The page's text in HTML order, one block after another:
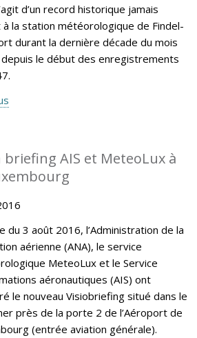
d’un record historique jamais
la station météorologique de Findel-
durant la dernière décade du mois
depuis le début des enregistrements
AIS et MeteoLux à
du 3 août 2016, l’Administration de la
aérienne (ANA), le service
MeteoLux et le Service
aéronautiques (AIS) ont
le nouveau Visiobriefing situé dans le
près de la porte 2 de l’Aéroport de
(entrée aviation générale).